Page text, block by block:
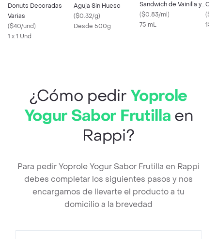
Donuts Decoradas
Varias
($40/und)
1 x 1 Und
Aguja Sin Hueso
($0.32/g)
Desde 500g
Sandwich de Vainilla y
Dulce de Leche
($0.83/ml)
75 mL
(
¿Cómo pedirYoprole
Yogur Sabor Frutilla en
Rappi?
Para pedir Yoprole Yogur Sabor Frutilla en Rappi
debes completar los siguientes pasos y nos
encargamos de llevarte el producto a tu
domicilio a la brevedad